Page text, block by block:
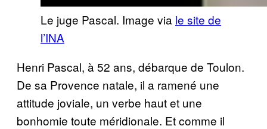
Le juge Pascal. Image via le site de
l’INA
Henri Pascal, à 52 ans, débarque de Toulon.
De sa Provence natale, il a ramené une
attitude joviale, un verbe haut et une
bonhomie toute méridionale. Et comme il